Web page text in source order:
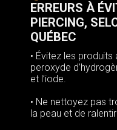
ERREURS À
PIERCING,
QUÉBEC
• Évitez les
peroxyde
et l’iode.
• Ne nettoyez pas
la peau et de